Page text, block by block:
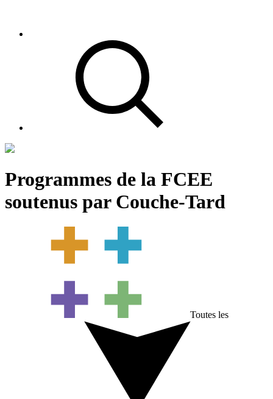
Programmes de la FCEE
soutenus par Couche-Tard
Toutes les